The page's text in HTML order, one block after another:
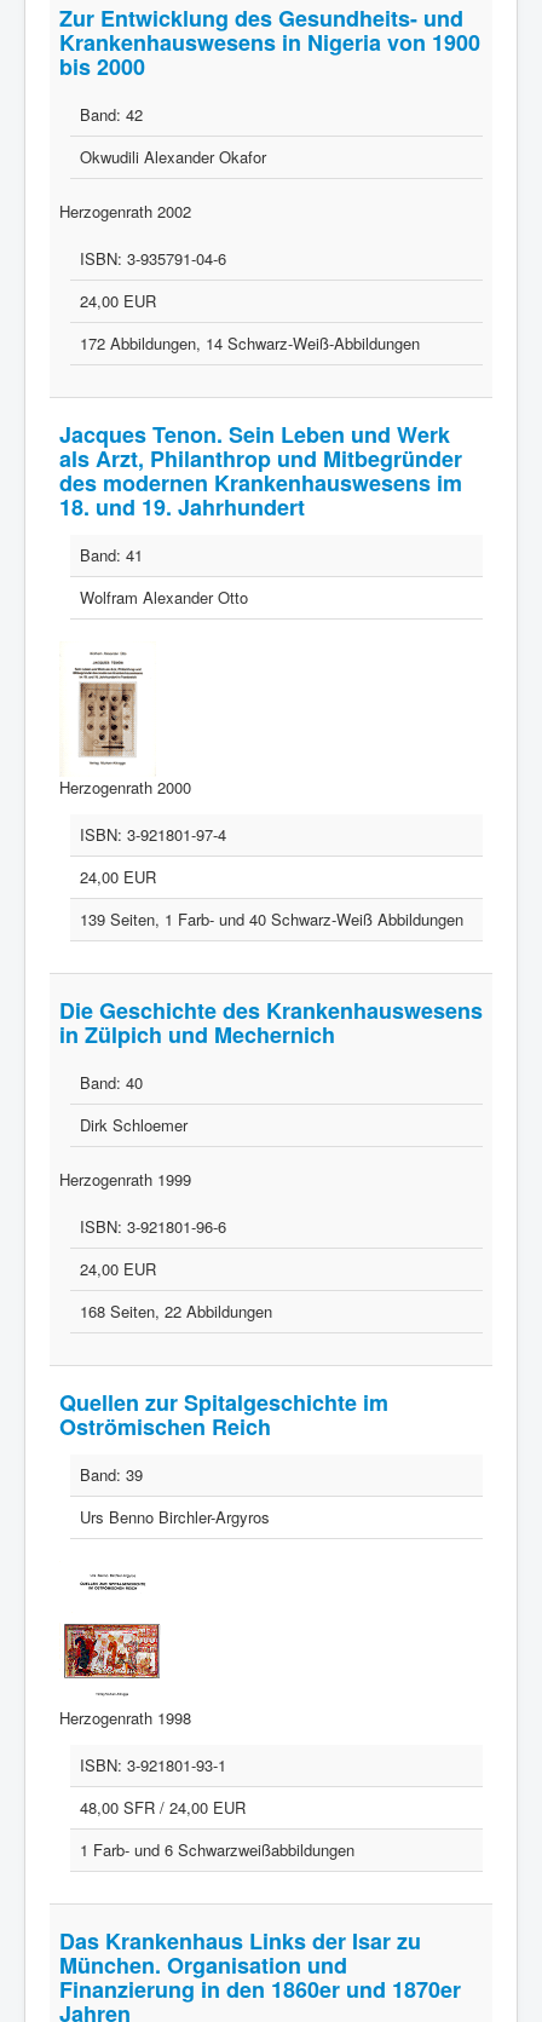
Zur Entwicklung des Gesundheits- und
Krankenhauswesens in Nigeria von 1900
bis 2000
Band: 42
Okwudili Alexander Okafor
Herzogenrath 2002
ISBN: 3-935791-04-6
24,00 EUR
172 Abbildungen, 14 Schwarz-Weiß-Abbildungen
Jacques Tenon. Sein Leben und Werk
als Arzt, Philanthrop und Mitbegründer
des modernen Krankenhauswesens im
18. und 19. Jahrhundert
Band: 41
Wolfram Alexander Otto
Herzogenrath 2000
ISBN: 3-921801-97-4
24,00 EUR
139 Seiten, 1 Farb- und 40 Schwarz-Weiß Abbildungen
Die Geschichte des Krankenhauswesens
in Zülpich und Mechernich
Band: 40
Dirk Schloemer
Herzogenrath 1999
ISBN: 3-921801-96-6
24,00 EUR
168 Seiten, 22 Abbildungen
Quellen zur Spitalgeschichte im
Oströmischen Reich
Band: 39
Urs Benno Birchler-Argyros
Herzogenrath 1998
ISBN: 3-921801-93-1
48,00 SFR / 24,00 EUR
1 Farb- und 6 Schwarzweißabbildungen
Das Krankenhaus Links der Isar zu
München. Organisation und
Finanzierung in den 1860er und 1870er
Jahren